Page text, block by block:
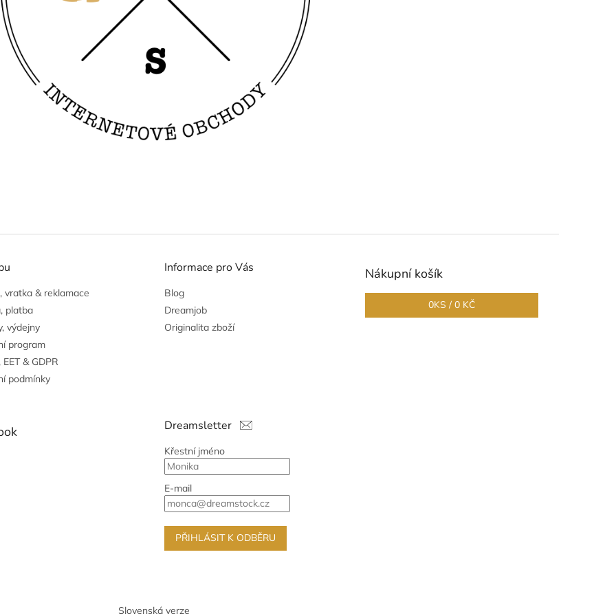
vratka & reklamace
platba
výdejny
program
& GDPR
podmínky
Informace pro Vás
Blog
Dreamjob
Originalita zboží
Nákupní košík
0KS / 0 KČ
Dreamsletter
Křestní jméno
E-mail
PŘIHLÁSIT K ODBĚRU
Slovenská verze